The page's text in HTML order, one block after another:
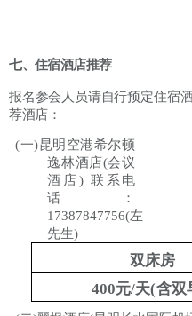
七、住宿酒店推荐
报名参会人员请自行预定住宿
荐酒店：
(一)昆明空港希尔顿
逸林酒店(会议
酒店) 联系电
话：
17387847756(左
先生)
双床房
400元/天(含双